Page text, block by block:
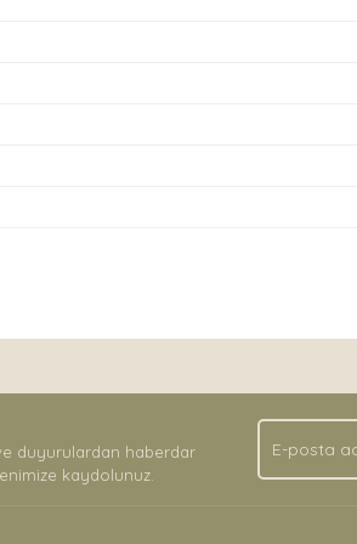
duyurulardan haberdar
kaydolunuz.